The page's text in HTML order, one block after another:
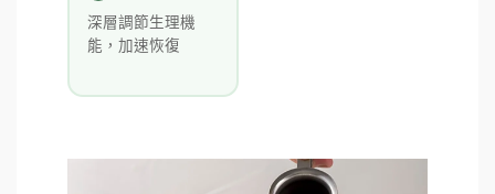
深層調節生理機
能，加速恢復